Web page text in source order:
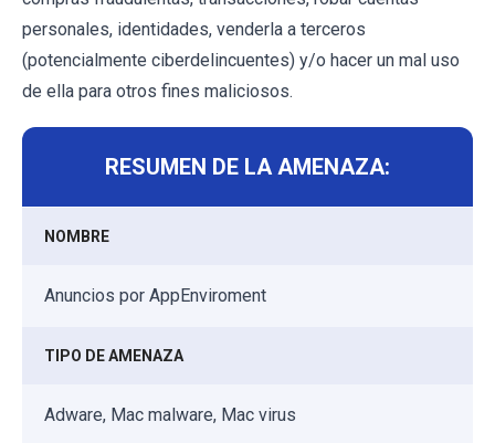
personales, identidades, venderla a terceros
(potencialmente ciberdelincuentes) y/o hacer un mal uso
de ella para otros fines maliciosos.
RESUMEN DE LA AMENAZA:
NOMBRE
Anuncios por AppEnviroment
TIPO DE AMENAZA
Adware, Mac malware, Mac virus